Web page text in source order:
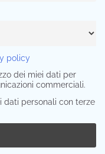
policy
dei miei dati per
commerciali.
dati personali con terze